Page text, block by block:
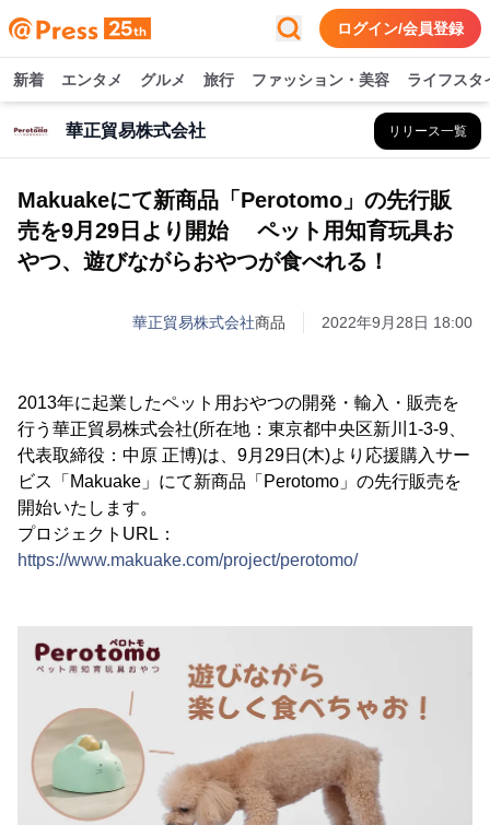
ログイン/会員登録
新着 エンタメ グルメ 旅行 ファッション・美容 ライフスタ
華正貿易株式会社 リリース一覧
Makuakeにて新商品「Perotomo」の先行販
売を9月29日より開始 ペット用知育玩具お
やつ、遊びながらおやつが食べれる！
華正貿易株式会社商品 2022年9月28日 18:00
2013年に起業したペット用おやつの開発・輸入・販売を
行う華正貿易株式会社(所在地：東京都中央区新川1-3-9、
代表取締役：中原 正博)は、9月29日(木)より応援購入サー
ビス「Makuake」にて新商品「Perotomo」の先行販売を
開始いたします。
プロジェクトURL：
https://www.makuake.com/project/perotomo/